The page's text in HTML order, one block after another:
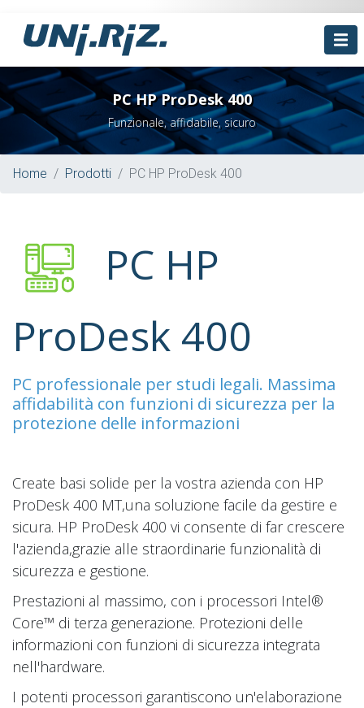
PC HP ProDesk 400
Funzionale, affidabile, sicuro
Home Prodotti PC HP ProDesk 400
PC HP
ProDesk 400
PC professionale per studi legali. Massima
affidabilità con funzioni di sicurezza per la
protezione delle informazioni
Create basi solide per la vostra azienda con HP
ProDesk 400 MT,una soluzione facile da gestire e
sicura. HP ProDesk 400 vi consente di far crescere
l'azienda,grazie alle straordinarie funzionalità di
sicurezza e gestione.
Prestazioni al massimo, con i processori Intel®
Core™ di terza generazione. Protezioni delle
informazioni con funzioni di sicurezza integrata
nell'hardware.
I potenti processori garantiscono un'elaborazione